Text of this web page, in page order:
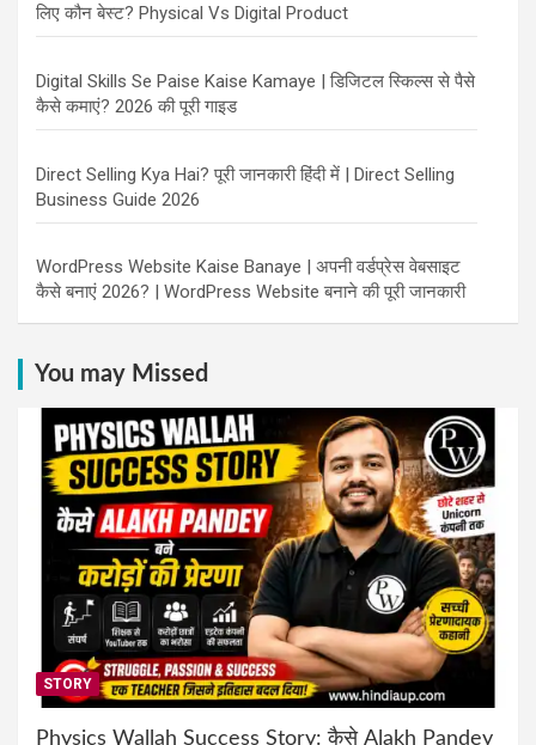
लिए कौन बेस्ट? Physical Vs Digital Product
Digital Skills Se Paise Kaise Kamaye | डिजिटल स्किल्स से पैसे
कैसे कमाएं? 2026 की पूरी गाइड
Direct Selling Kya Hai? पूरी जानकारी हिंदी में | Direct Selling
Business Guide 2026
WordPress Website Kaise Banaye | अपनी वर्डप्रेस वेबसाइट
कैसे बनाएं 2026? | WordPress Website बनाने की पूरी जानकारी
You may Missed
STORY
Physics Wallah Success Story: कैसे Alakh Pandey